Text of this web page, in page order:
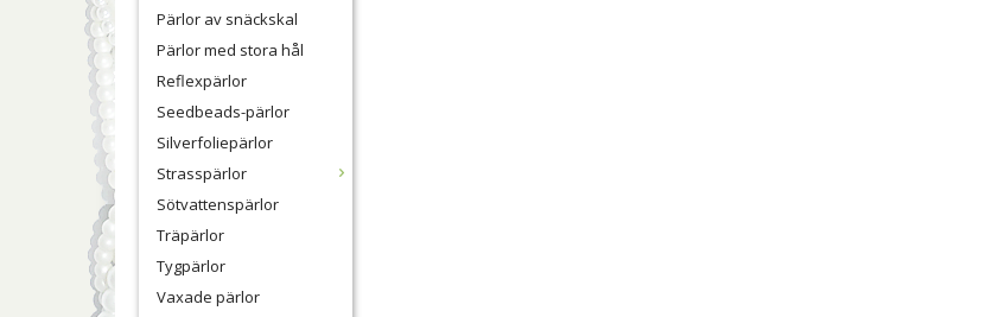
Pärlor av snäckskal
Pärlor med stora hål
Reflexpärlor
Seedbeads-pärlor
Silverfoliepärlor
Strasspärlor
Sötvattenspärlor
Träpärlor
Tygpärlor
Vaxade pärlor